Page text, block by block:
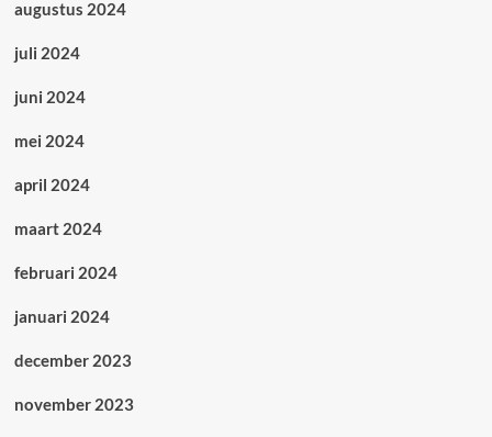
augustus 2024
juli 2024
juni 2024
mei 2024
april 2024
maart 2024
februari 2024
januari 2024
december 2023
november 2023